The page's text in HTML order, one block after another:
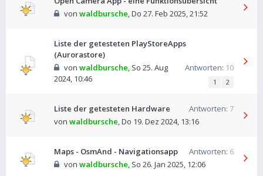
von waldbursche,Do 27. Feb 2025, 21:52
Liste der getesteten PlayStoreApps
(Aurorastore)
Antworten: 10
von waldbursche, So 25. Aug
2024, 10:46
1 2
Liste der getesteten Hardware Antworten: 7
von waldbursche,Do 19. Dez 2024, 13:16
Maps - OsmAnd - Navigationsapp Antworten: 6
von waldbursche, So 26. Jan 2025, 12:06